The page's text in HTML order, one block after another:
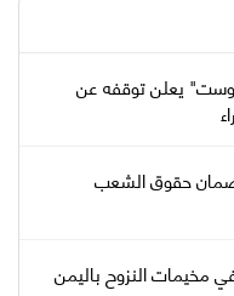
يعلن توقفه عن
ضمان حقوق الشعب
مخيمات النزوح باليمن